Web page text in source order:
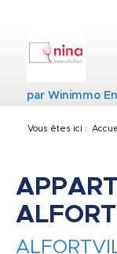
parWinimmo
Vous êtes ici :